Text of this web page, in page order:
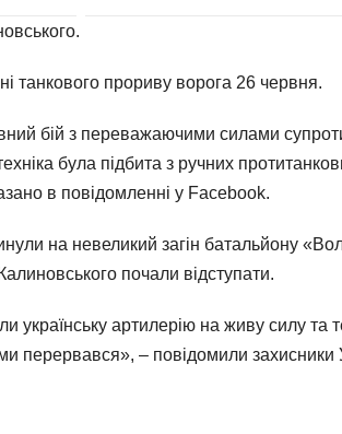
танкового прориву ворога 26 червня.
бій з переважаючими силами
була підбита з ручних
в повідомленні у Facebook.
на невеликий загін батальйону
почали відступати.
українську артилерію на живу силу та
перервався», – повідомили захисники